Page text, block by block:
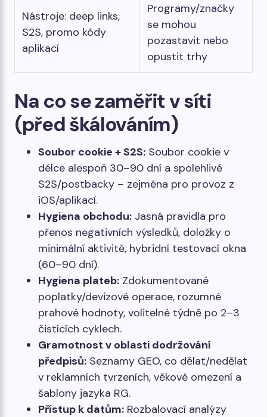
Nástroje: deep links,
S2S, promo kódy
aplikací
Programy/značky
se mohou
pozastavit nebo
opustit trhy
Na co se zaměřit v síti
(před škálováním)
Soubor cookie + S2S: Soubor cookie v
délce alespoň 30–90 dní a spolehlivé
S2S/postbacky – zejména pro provoz z
iOS/aplikací.
Hygiena obchodu: Jasná pravidla pro
přenos negativních výsledků, doložky o
minimální aktivitě, hybridní testovací okna
(60–90 dní).
Hygiena plateb: Zdokumentované
poplatky/devizové operace, rozumné
prahové hodnoty, volitelné týdně po 2–3
čistících cyklech.
Gramotnost v oblasti dodržování
předpisů: Seznamy GEO, co dělat/nedělat
v reklamních tvrzeních, věkové omezení a
šablony jazyka RG.
Přístup k datům: Rozbalovací analýzy